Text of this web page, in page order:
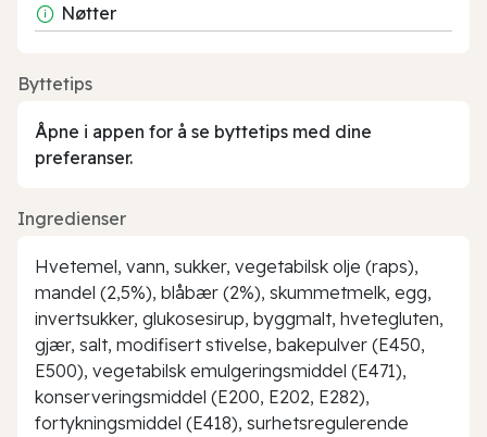
Nøtter
Byttetips
Åpne i appen for å se byttetips med dine
preferanser.
Ingredienser
Hvetemel, vann, sukker, vegetabilsk olje (raps),
mandel (2,5%), blåbær (2%), skummetmelk, egg,
invertsukker, glukosesirup, byggmalt, hvetegluten,
gjær, salt, modifisert stivelse, bakepulver (E450,
E500), vegetabilsk emulgeringsmiddel (E471),
konserveringsmiddel (E200, E202, E282),
fortykningsmiddel (E418), surhetsregulerende